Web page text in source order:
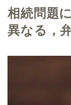
相続問題
異なる，